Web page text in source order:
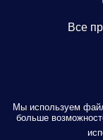
Все
Мы используем
больше